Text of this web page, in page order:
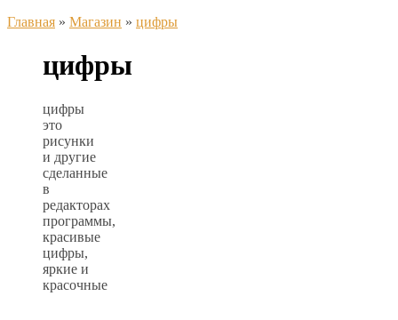
Главная » Магазин » цифры
цифры
цифры
это
рисунки
и другие
сделанные
в
редакторах
программы,
красивые
цифры,
яркие и
красочные